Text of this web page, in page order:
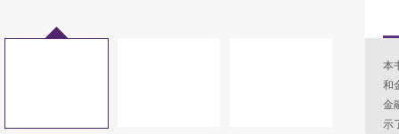
本
和
金
示